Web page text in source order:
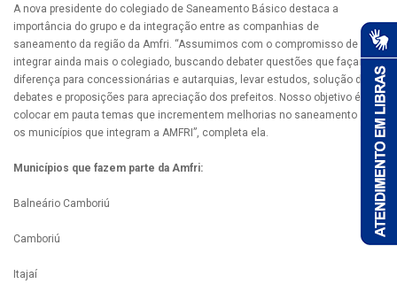
A nova presidente do colegiado de Saneamento Básico destaca a
importância do grupo e da integração entre as companhias de
saneamento da região da Amfri. “Assumimos com o compromisso de
integrar ainda mais o colegiado, buscando debater questões que façam a
diferença para concessionárias e autarquias, levar estudos, solução de
debates e proposições para apreciação dos prefeitos. Nosso objetivo é
colocar em pauta temas que incrementem melhorias no saneamento para
os municípios que integram a AMFRI”, completa ela.
Municípios que fazem parte da Amfri:
Balneário Camboriú
Camboriú
Itajaí